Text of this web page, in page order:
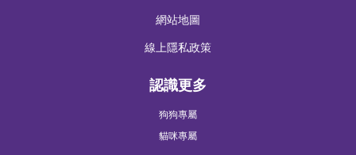
網站地圖
線上隱私政策
認識更多
狗狗專屬
貓咪專屬